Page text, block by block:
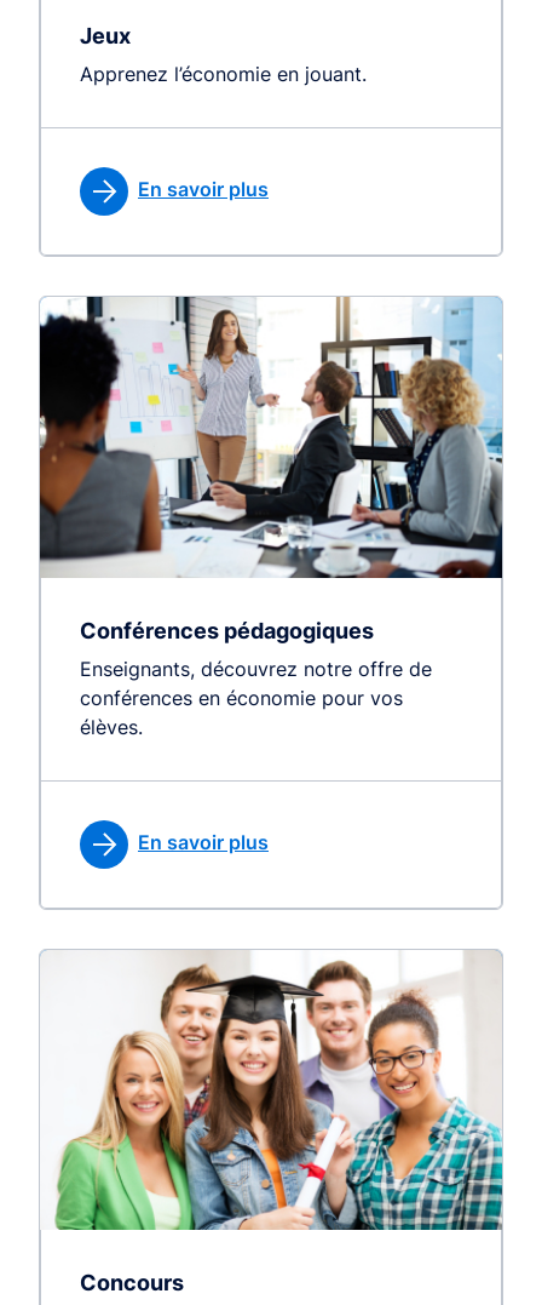
Jeux
Apprenez l’économie en jouant.
En savoir plus
Conférences pédagogiques
Enseignants, découvrez notre offre de
conférences en économie pour vos
élèves.
En savoir plus
Concours